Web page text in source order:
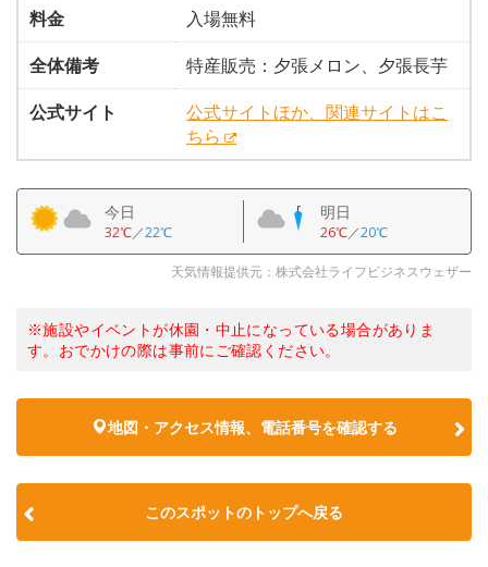
料金
入場無料
全体備考
特産販売：夕張メロン、夕張長芋
公式サイト
公式サイトほか、関連サイトはこ
ちら
今日
32℃／22℃
明日
26℃／20℃
天気情報提供元：株式会社ライフビジネスウェザー
※施設やイベントが休園・中止になっている場合がありま
す。おでかけの際は事前にご確認ください。
地図・アクセス情報、電話番号を確認する
このスポットのトップへ戻る